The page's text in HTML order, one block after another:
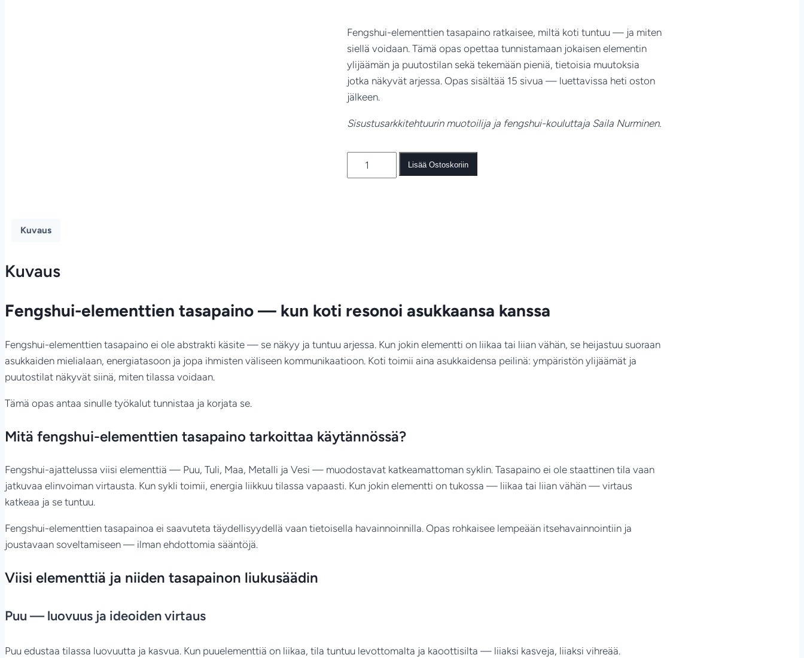
Fengshui-elementtien tasapaino ratkaisee, miltä koti tuntuu — ja miten
siellä voidaan. Tämä opas opettaa tunnistamaan jokaisen elementin
ylijäämän ja puutostilan sekä tekemään pieniä, tietoisia muutoksia
jotka näkyvät arjessa. Opas sisältää 15 sivua — luettavissa heti oston
jälkeen.
Sisustusarkkitehtuurin muotoilija ja fengshui-kouluttaja Saila Nurminen.
Elementtien
Lisää Ostoskoriin
Kuvaus
Kuvaus
Fengshui-elementtien tasapaino — kun koti resonoi asukkaansa kanssa
Fengshui-elementtien tasapaino ei ole abstrakti käsite — se näkyy ja tuntuu arjessa. Kun jokin elementti on liikaa tai liian vähän, se heijastuu suoraan
asukkaiden mielialaan, energiatasoon ja jopa ihmisten väliseen kommunikaatioon. Koti toimii aina asukkaidensa peilinä: ympäristön ylijäämät ja
puutostilat näkyvät siinä, miten tilassa voidaan.
Tämä opas antaa sinulle työkalut tunnistaa ja korjata se.
Mitä fengshui-elementtien tasapaino tarkoittaa käytännössä?
Fengshui-ajattelussa viisi elementtiä — Puu, Tuli, Maa, Metalli ja Vesi — muodostavat katkeamattoman syklin. Tasapaino ei ole staattinen tila vaan
jatkuvaa elinvoiman virtausta. Kun sykli toimii, energia liikkuu tilassa vapaasti. Kun jokin elementti on tukossa — liikaa tai liian vähän — virtaus
katkeaa ja se tuntuu.
Fengshui-elementtien tasapainoa ei saavuteta täydellisyydellä vaan tietoisella havainnoinnilla. Opas rohkaisee lempeään itsehavainnointiin ja
joustavaan soveltamiseen — ilman ehdottomia sääntöjä.
Viisi elementtiä ja niiden tasapainon liukusäädin
Puu — luovuus ja ideoiden virtaus
Puu edustaa tilassa luovuutta ja kasvua. Kun puuelementtiä on liikaa, tila tuntuu levottomalta ja kaoottisilta — liiaksi kasveja, liiaksi vihreää.